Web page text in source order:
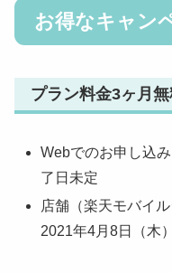
お得なキャン
プラン料金3ヶ月
Webでのお申し込
了日未定
店舗（楽天モバイ
2021年4月8日（木